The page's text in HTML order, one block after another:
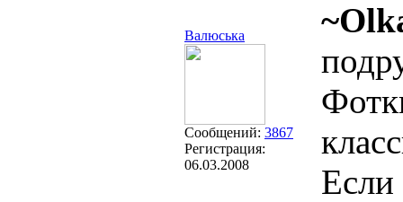
Валюська
Сообщений: 3867
Регистрация:
06.03.2008
Если